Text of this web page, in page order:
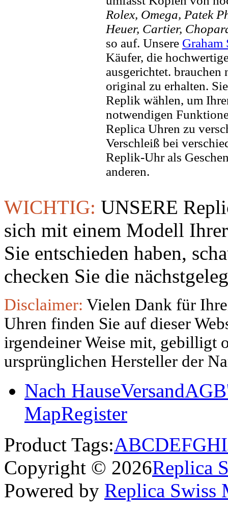
Rolex, Omega, Patek
Heuer, Cartier,
so auf. Unsere Graham
Käufer, die
ausgerichtet. brauchen
original zu erhalten.
Replik wählen, um
notwendigen
Replica Uhren zu
Verschleiß bei
Replik-Uhr als
anderen.
WICHTIG: UNSERE
sich mit einem Modell
Sie entschieden haben,
checken Sie die
Disclaimer: Vielen Dank für
Uhren finden Sie auf dieser
irgendeiner Weise mit, gebilligt
ursprünglichen Hersteller der
Nach HauseVersand
MapRegister
Product Tags:ABCDEFGHI
Copyright © 2026Replica
Powered by Replica Swiss